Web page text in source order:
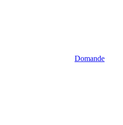
Domande